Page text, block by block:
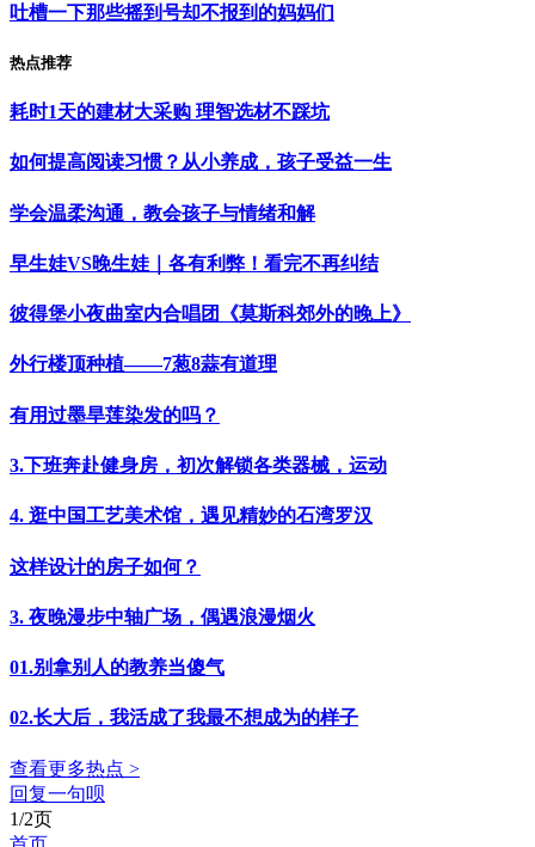
吐槽一下那些摇到号却不报到的妈妈们
热点推荐
耗时1天的建材大采购 理智选材不踩坑
如何提高阅读习惯？从小养成，孩子受益一生
学会温柔沟通，教会孩子与情绪和解
早生娃VS晚生娃｜各有利弊！看完不再纠结
彼得堡小夜曲室内合唱团《莫斯科郊外的晚上》
外行楼顶种植——7葱8蒜有道理
有用过墨旱莲染发的吗？
3.下班奔赴健身房，初次解锁各类器械，运动
4. 逛中国工艺美术馆，遇见精妙的石湾罗汉
这样设计的房子如何？
3. 夜晚漫步中轴广场，偶遇浪漫烟火
01.别拿别人的教养当傻气
02.长大后，我活成了我最不想成为的样子
查看更多热点 >
回复一句呗
1/2页